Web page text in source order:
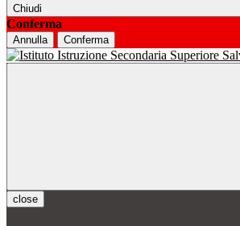
Chiudi
Conferma
Annulla Conferma
close